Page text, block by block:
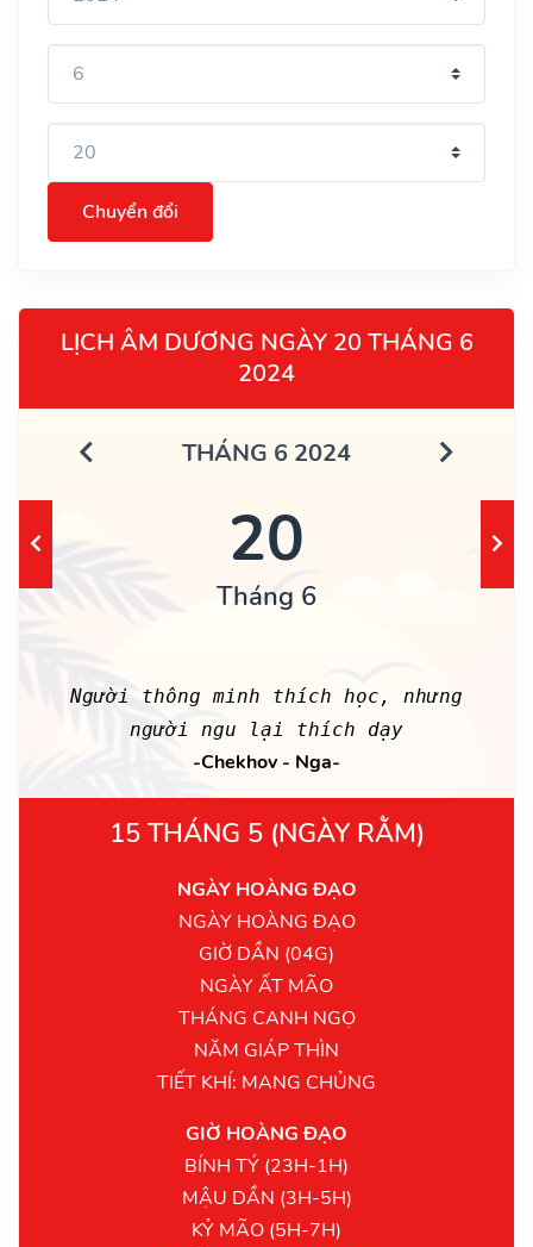
Chuyển đổi
LỊCH ÂM DƯƠNG NGÀY 20 THÁNG 6
2024
THÁNG 6 2024
20
Tháng 6
Người thông minh thích học, nhưng
người ngu lại thích dạy
-Chekhov - Nga-
15 THÁNG 5 (NGÀY RẰM)
NGÀY HOÀNG ĐẠO
NGÀY HOÀNG ĐẠO
GIỜ DẦN (04G)
NGÀY ẤT MÃO
THÁNG CANH NGỌ
NĂM GIÁP THÌN
TIẾT KHÍ: MANG CHỦNG
GIỜ HOÀNG ĐẠO
BÍNH TÝ (23H-1H)
MẬU DẦN (3H-5H)
KỶ MÃO (5H-7H)